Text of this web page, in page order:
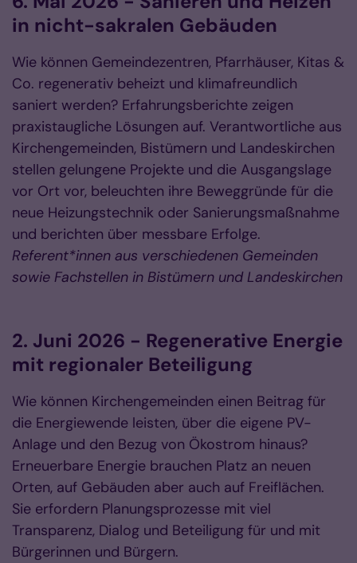
in nicht-sakralen Gebäuden
Wie können Gemeindezentren, Pfarrhäuser, Kitas &
Co. regenerativ beheizt und klimafreundlich
saniert werden? Erfahrungsberichte zeigen
praxistaugliche Lösungen auf. Verantwortliche aus
Kirchengemeinden, Bistümern und Landeskirchen
stellen gelungene Projekte und die Ausgangslage
vor Ort vor, beleuchten ihre Beweggründe für die
neue Heizungstechnik oder Sanierungsmaßnahme
und berichten über messbare Erfolge.
Referent*innen aus verschiedenen Gemeinden
sowie Fachstellen in Bistümern und Landeskirchen
2. Juni 2026 - Regenerative Energie
mit regionaler Beteiligung
Wie können Kirchengemeinden einen Beitrag für
die Energiewende leisten, über die eigene PV-
Anlage und den Bezug von Ökostrom hinaus?
Erneuerbare Energie brauchen Platz an neuen
Orten, auf Gebäuden aber auch auf Freiflächen.
Sie erfordern Planungsprozesse mit viel
Transparenz, Dialog und Beteiligung für und mit
Bürgerinnen und Bürgern.